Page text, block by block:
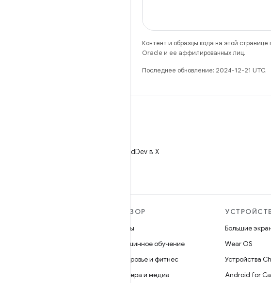
Контент и образцы кода на этой
Oracle и ее аффилированных лиц.
Последнее обновление: 2024-12-21 UTC.
Читайте @AndroidDev в X
ОБЗОР
Игры
Машинное обучение
Здоровье и фитнес
Камера и медиа
Большие
Wear OS
Устройства
Android for